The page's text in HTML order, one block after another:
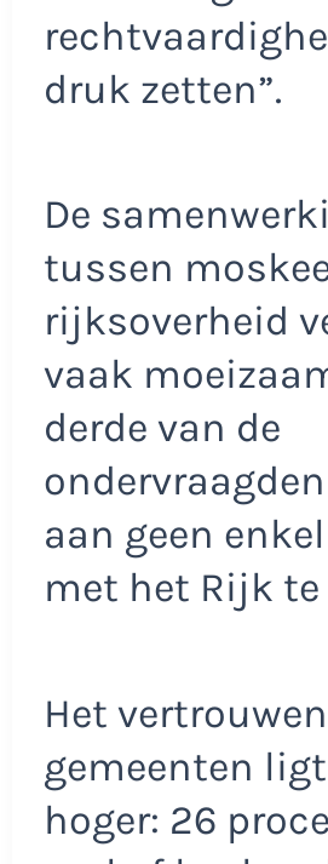
druk zetten”.
De
tussen
rijksoverheid
vaak
derde van de
aan geen
met het Rijk te
Het
gemeenten
hoger: 26